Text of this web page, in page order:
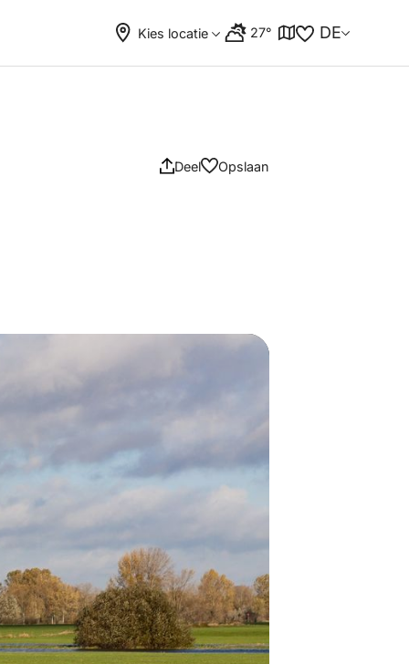
Kies locatie 27° DE
Deel Opslaan